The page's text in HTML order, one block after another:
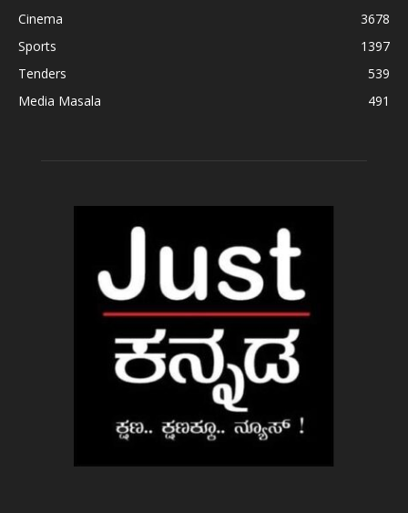
Cinema
3678
Sports
1397
Tenders
539
Media Masala
491